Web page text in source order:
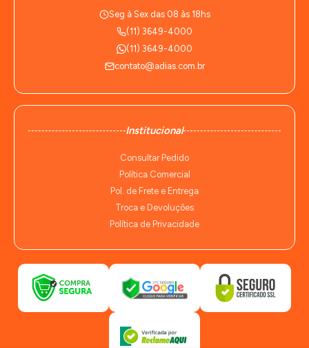
Seg à Sex das 08 às 18hs
(11) 3649-4000
(11) 3649-4000
contato@adias.com.br
Institucional
Consultar Pedido
Política Comercial
Pol. de Frete e Entrega
Troca e Devoluções
Política de Privacidade